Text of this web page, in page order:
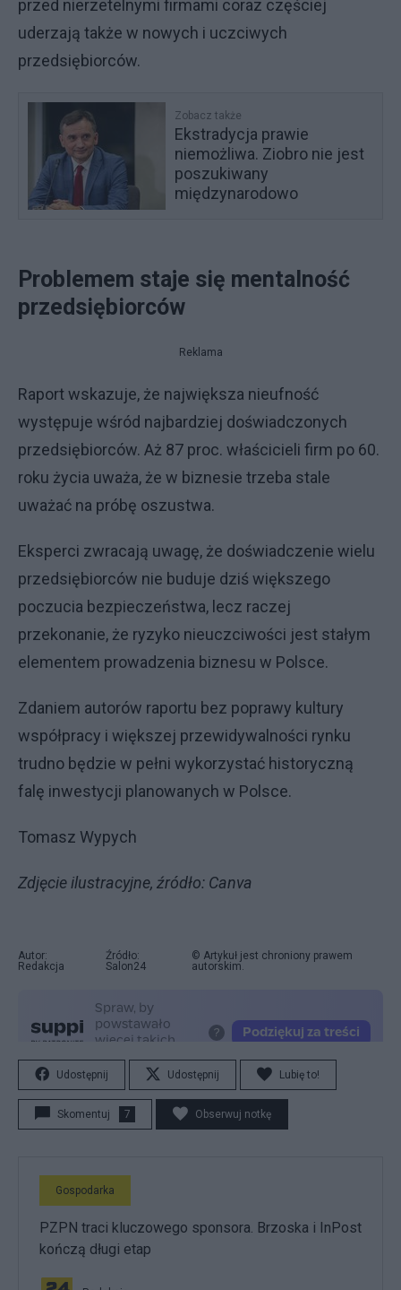
przed nierzetelnymi firmami coraz częściej
uderzają także w nowych i uczciwych
przedsiębiorców.
Zobacz także
Ekstradycja prawie
niemożliwa. Ziobro nie jest
poszukiwany
międzynarodowo
Problemem staje się mentalność
przedsiębiorców
Reklama
Raport wskazuje, że największa nieufność
występuje wśród najbardziej doświadczonych
przedsiębiorców. Aż 87 proc. właścicieli firm po 60.
roku życia uważa, że w biznesie trzeba stale
uważać na próbę oszustwa.
Eksperci zwracają uwagę, że doświadczenie wielu
przedsiębiorców nie buduje dziś większego
poczucia bezpieczeństwa, lecz raczej
przekonanie, że ryzyko nieuczciwości jest stałym
elementem prowadzenia biznesu w Polsce.
Zdaniem autorów raportu bez poprawy kultury
współpracy i większej przewidywalności rynku
trudno będzie w pełni wykorzystać historyczną
falę inwestycji planowanych w Polsce.
Tomasz Wypych
Zdjęcie ilustracyjne, źródło: Canva
Autor:
Redakcja
Źródło:
Salon24
© Artykuł jest chroniony prawem
autorskim.
Udostępnij Udostępnij Lubię to!
Skomentuj 7 Obserwuj notkę
Gospodarka
PZPN traci kluczowego sponsora. Brzoska i InPost
kończą długi etap